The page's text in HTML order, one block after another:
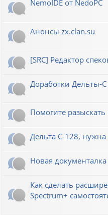
NemoIDE от NedoPC
Анонсы zx.clan.su
[SRC] Редактор
Доработки Дельты-
Помогите
Дельта С-128,
Новая
Как сделать
Spectrum+